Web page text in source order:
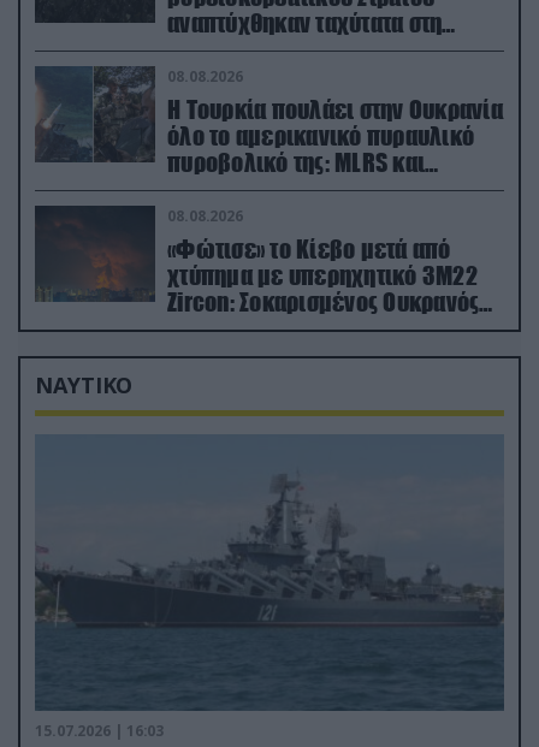
αναπτύχθηκαν ταχύτατα στη
Ρωσία
08.08.2026
Η Τουρκία πουλάει στην Ουκρανία
όλο το αμερικανικό πυραυλικό
πυροβολικό της: MLRS και
ΑΤΑCMS
08.08.2026
«Φώτισε» το Κίεβο μετά από
χτύπημα με υπερηχητικό 3M22
Zircon: Σοκαρισμένος Ουκρανός
κατέγραψε τη στιγμή (βίντεο)
ΝΑΥΤΙΚΟ
15.07.2026 | 16:03